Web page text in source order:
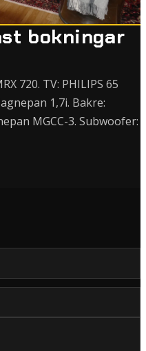
bokningar
720. TV: PHILIPS 65
1,7i. Bakre:
MGCC-3. Subwoofer: